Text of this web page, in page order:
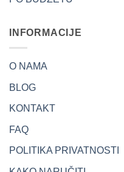
INFORMACIJE
O NAMA
BLOG
KONTAKT
FAQ
POLITIKA PRIVATNOSTI